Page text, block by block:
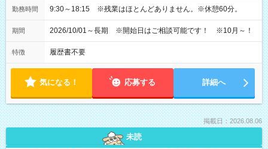
勤務時間 9:30～18:15 ※残業はほとんどありません。※休憩60分。
期間 2026/10/01～長期 ※開始日はご相談可能です！ ※10月～！
特徴 履歴書不要
気になる！ 応募する 詳細へ
掲載日：2026.08.06
未読